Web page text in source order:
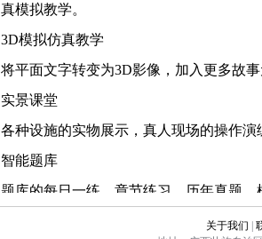
真模拟教学。
3D模拟仿真教学
将平面文字转变为3D影像，加入更多故事
实景课堂
各种设施的实物展示，真人现场的操作演
智能题库
题库的每日一练、章节练习、历年真题
迹，收集错题，检索知识点，依据学员
关于我们 |